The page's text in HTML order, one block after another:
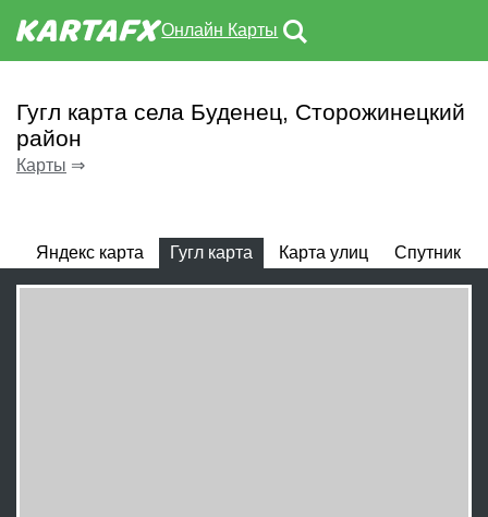
Онлайн Карты
Гугл карта села Буденец, Сторожинецкий
район
Карты ⇒
Яндекс карта Гугл карта Карта улиц Спутник